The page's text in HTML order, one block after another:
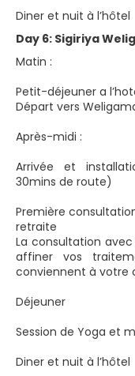
Diner et nuit à l’hôtel
Day 6: Sigiriya
Matin :
Petit-déjeuner a
Départ vers
Après-midi :
Arrivée et
30mins de route)
Première
retraite
La consultation
affiner vos
conviennent à votre
Déjeuner
Session de Yoga et
Diner et nuit à l’hôtel